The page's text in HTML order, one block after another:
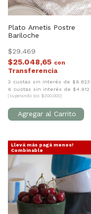
Plato Ametis Postre
Bariloche
$29.469
$25.048,65 con
3 cuotas sin interés de $9.823
6 cuotas sin interés de $4.912
(superando los $300.000)
Llevá más pagá menos!
Combinable